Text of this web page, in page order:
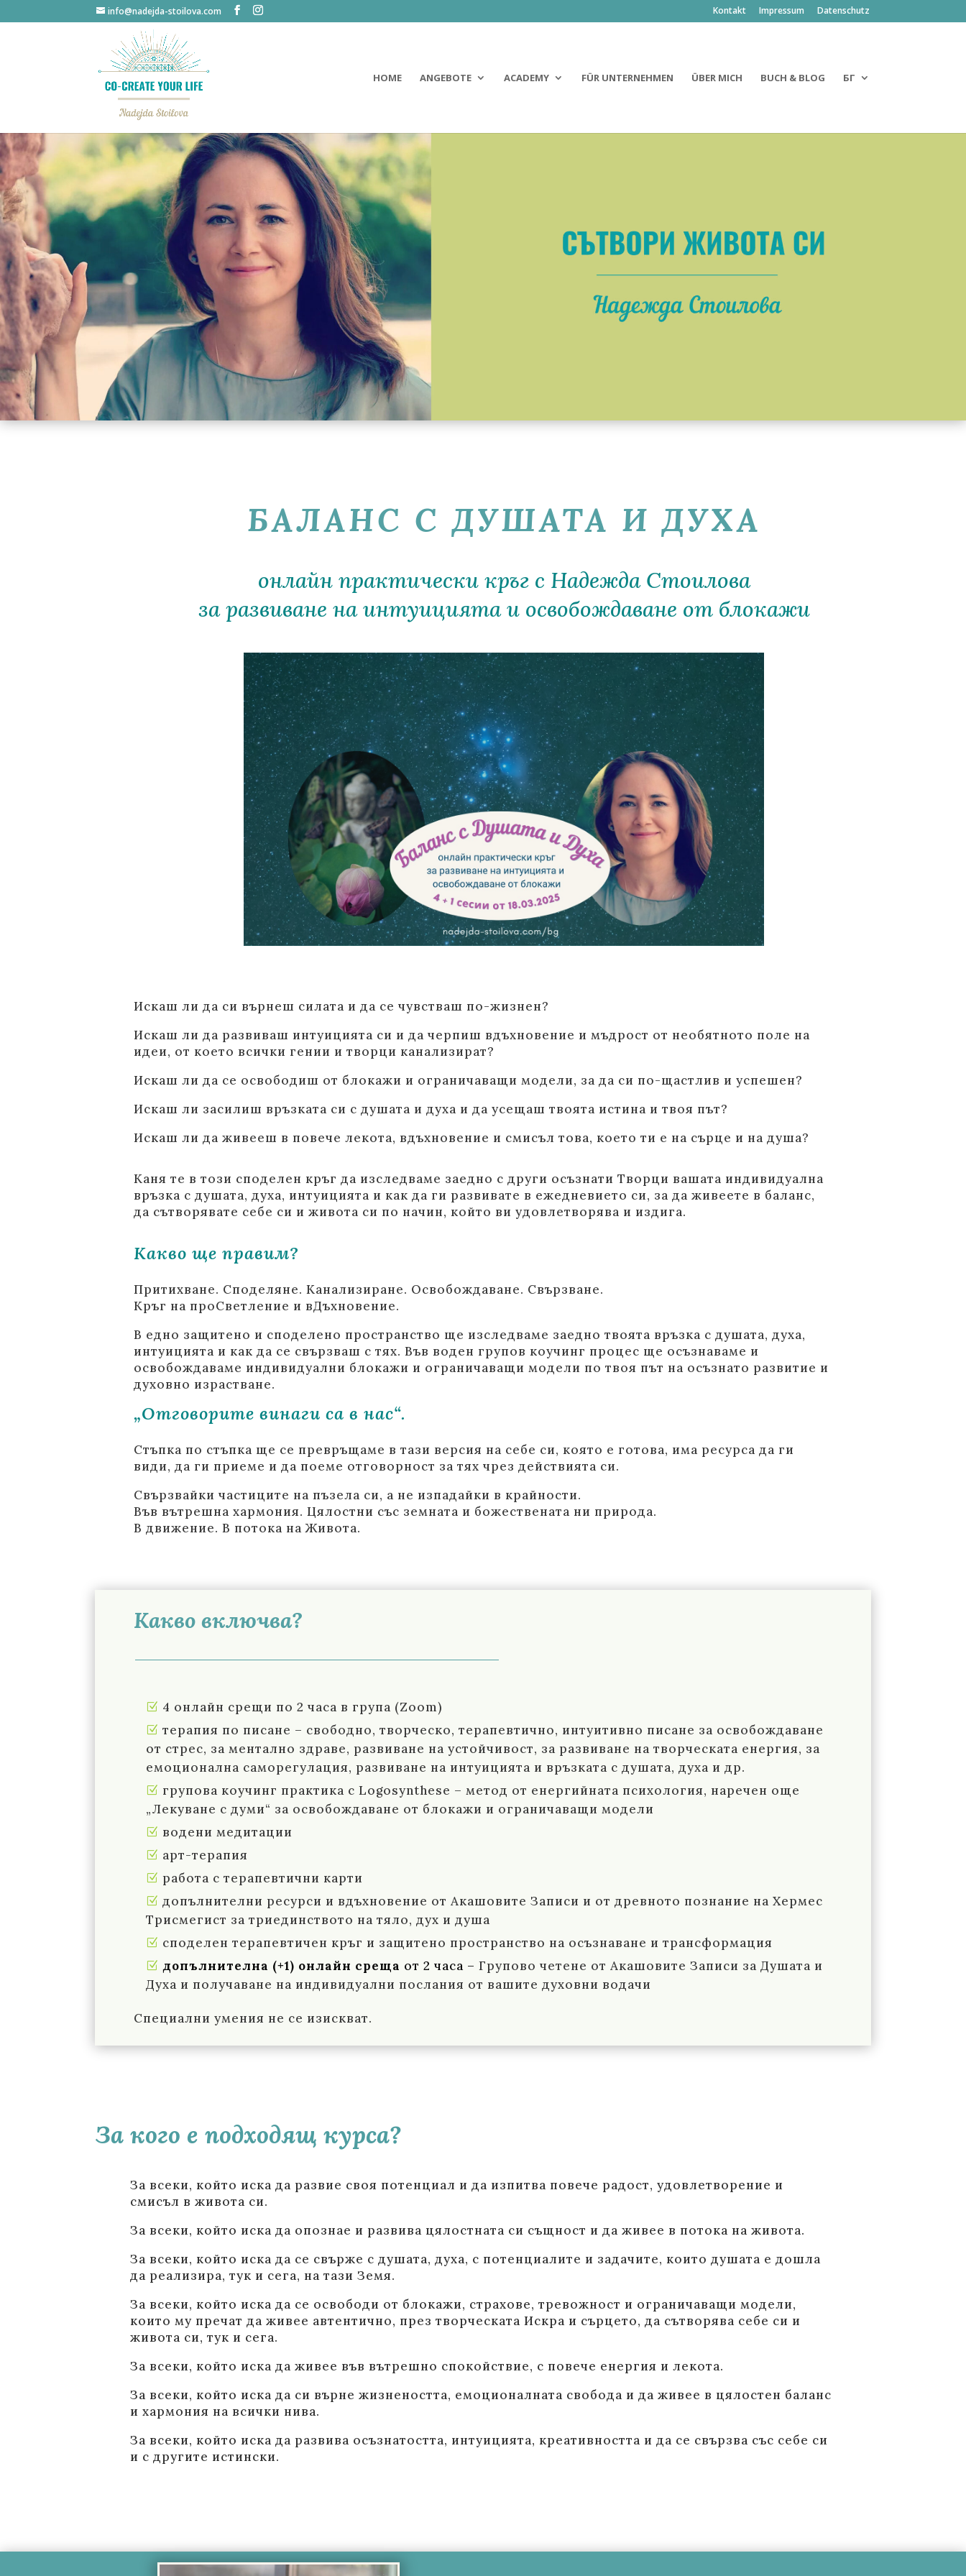
info@nadejda-stoilova.com Kontakt Impressum Datenschutz
HOME ANGEBOTE ACADEMY FÜR UNTERNEHMEN ÜBER MICH BUCH & BLOG БГ
БАЛАНС С ДУШАТА И ДУХА
онлайн практически кръг с Надежда Стоилова
за развиване на интуицията и освобождаване от блокажи
Искаш ли да си върнеш силата и да се чувстваш по-жизнен?
Искаш ли да развиваш интуицията си и да черпиш вдъхновение и мъдрост от необятното поле на
идеи, от което всички гении и творци канализират?
Искаш ли да се освободиш от блокажи и ограничаващи модели, за да си по-щастлив и успешен?
Искаш ли засилиш връзката си с душата и духа и да усещаш твоята истина и твоя път?
Искаш ли да живееш в повече лекота, вдъхновение и смисъл това, което ти е на сърце и на душа?
Каня те в този споделен кръг да изследваме заедно с други осъзнати Творци вашата индивидуална
връзка с душата, духа, интуицията и как да ги развивате в ежедневието си, за да живеете в баланс,
да сътворявате себе си и живота си по начин, който ви удовлетворява и издига.
Какво ще правим?
Притихване. Споделяне. Канализиране. Освобождаване. Свързване.
Кръг на проСветление и вДъхновение.
В едно защитено и споделено пространство ще изследваме заедно твоята връзка с душата, духа,
интуицията и как да се свързваш с тях. Във воден групов коучинг процес ще осъзнаваме и
освобождаваме индивидуални блокажи и ограничаващи модели по твоя път на осъзнато развитие и
духовно израстване.
„Отговорите винаги са в нас“.
Стъпка по стъпка ще се превръщаме в тази версия на себе си, която е готова, има ресурса да ги
види, да ги приеме и да поеме отговорност за тях чрез действията си.
Свързвайки частиците на пъзела си, а не изпадайки в крайности.
Във вътрешна хармония. Цялостни със земната и божествената ни природа.
В движение. В потока на Живота.
Какво включва?
4 онлайн срещи по 2 часа в група (Zoom)
терапия по писане – свободно, творческо, терапевтично, интуитивно писане за освобождаване
от стрес, за ментално здраве, развиване на устойчивост, за развиване на творческата енергия, за
емоционална саморегулация, развиване на интуицията и връзката с душата, духа и др.
групова коучинг практика с Logosynthese – метод от енергийната психология, наречен още
„Лекуване с думи“ за освобождаване от блокажи и ограничаващи модели
водени медитации
арт-терапия
работа с терапевтични карти
допълнителни ресурси и вдъхновение от Акашовите Записи и от древното познание на Хермес
Трисмегист за триединството на тяло, дух и душа
споделен терапевтичен кръг и защитено пространство на осъзнаване и трансформация
допълнителна (+1) онлайн среща от 2 часа – Групово четене от Акашовите Записи за Душата и
Духа и получаване на индивидуални послания от вашите духовни водачи
Специални умения не се изискват.
За кого е подходящ курса?
За всеки, който иска да развие своя потенциал и да изпитва повече радост, удовлетворение и
смисъл в живота си.
За всеки, който иска да опознае и развива цялостната си същност и да живее в потока на живота.
За всеки, който иска да се свърже с душата, духа, с потенциалите и задачите, които душата е дошла
да реализира, тук и сега, на тази Земя.
За всеки, който иска да се освободи от блокажи, страхове, тревожност и ограничаващи модели,
които му пречат да живее автентично, през творческата Искра и сърцето, да сътворява себе си и
живота си, тук и сега.
За всеки, който иска да живее във вътрешно спокойствие, с повече енергия и лекота.
За всеки, който иска да си върне жизнеността, емоционалната свобода и да живее в цялостен баланс
и хармония на всички нива.
За всеки, който иска да развива осъзнатостта, интуицията, креативността и да се свързва със себе си
и с другите истински.